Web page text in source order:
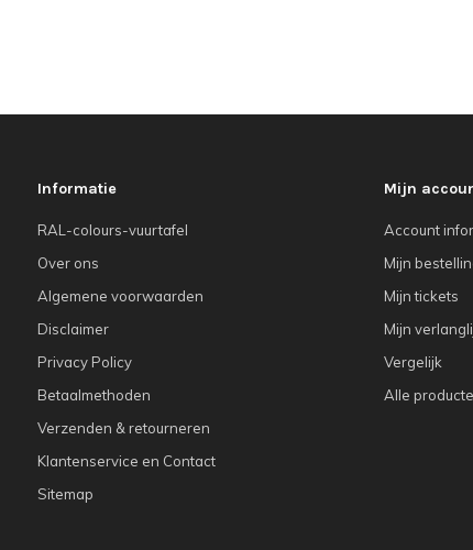
Informatie
RAL-colours-vuurtafel
Over ons
Algemene voorwaarden
Disclaimer
Privacy Policy
Betaalmethoden
Verzenden & retourneren
Klantenservice en Contact
Sitemap
Mijn
Account
Mijn
Mijn tickets
Mijn
Vergelijk
Alle